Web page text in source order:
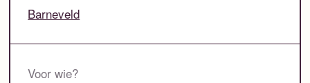
Barneveld
Voor wie?